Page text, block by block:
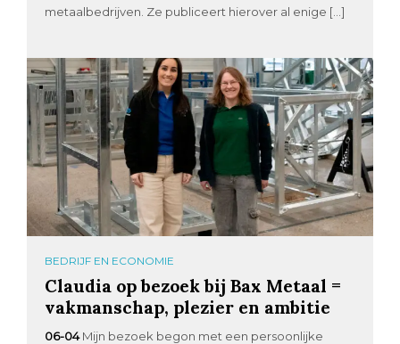
metaalbedrijven. Ze publiceert hierover al enige […]
BEDRIJF EN ECONOMIE
Claudia op bezoek bij Bax Metaal =
vakmanschap, plezier en ambitie
06-04 Mijn bezoek begon met een persoonlijke